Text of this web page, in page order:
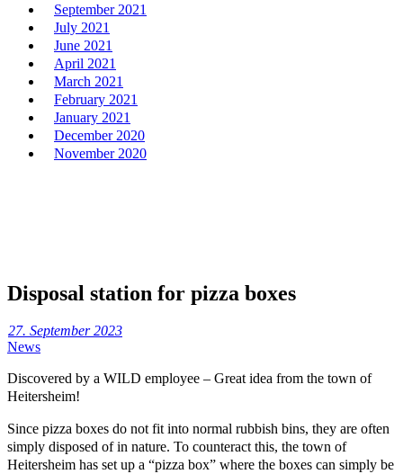
Disposal station for pizza boxes
27. September 2023
News
Discovered by a WILD employee – Great idea from the town of
Heitersheim!
Since pizza boxes do not fit into normal rubbish bins, they are often
simply disposed of in nature. To counteract this, the town of
Heitersheim has set up a “pizza box” where the boxes can simply be
September 2021
July 2021
June 2021
April 2021
March 2021
February 2021
January 2021
December 2020
November 2020